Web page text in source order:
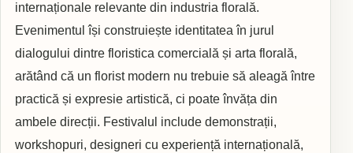
internaționale relevante din industria florală.
Evenimentul își construiește identitatea în jurul
dialogului dintre floristica comercială și arta florală,
arătând că un florist modern nu trebuie să aleagă între
practică și expresie artistică, ci poate învăța din
ambele direcții. Festivalul include demonstrații,
workshopuri, designeri cu experiență internațională,